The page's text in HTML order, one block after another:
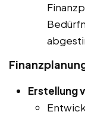
Erstellung